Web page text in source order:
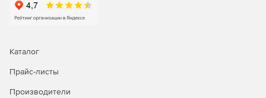
Анализ отчетов об исторических трендах для
эффективного планирования мощностей.
неполадок в работе сети.
неполадок на первом и втором уровнях сети:
Каталог
Прайс-листы
Производители